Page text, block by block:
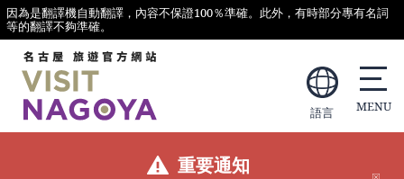
因為是翻譯機自動翻譯，內容不保證100％準確。此外，有時部分專有名詞
等的翻譯不夠準確。
語言
重要通知